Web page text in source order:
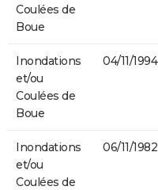
Coulées de
Boue
Inondations
et/ou
Coulées de
Boue
04/11/1994
Inondations
et/ou
Coulées de
06/11/1982